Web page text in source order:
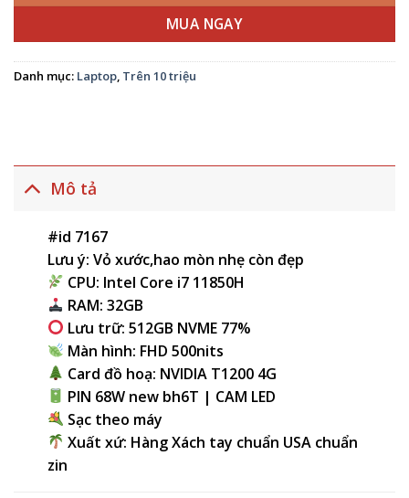
MUA NGAY
Danh mục: Laptop, Trên 10 triệu
Mô tả
#id 7167
Lưu ý: Vỏ xước,hao mòn nhẹ còn đẹp
CPU: Intel Core i7 11850H
RAM: 32GB
Lưu trữ: 512GB NVME 77%
Màn hình: FHD 500nits
Card đồ hoạ: NVIDIA T1200 4G
PIN 68W new bh6T | CAM LED
Sạc theo máy
Xuất xứ: Hàng Xách tay chuẩn USA chuẩn
zin